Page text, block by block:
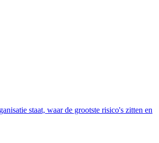
staat, waar de grootste risico's zitten en